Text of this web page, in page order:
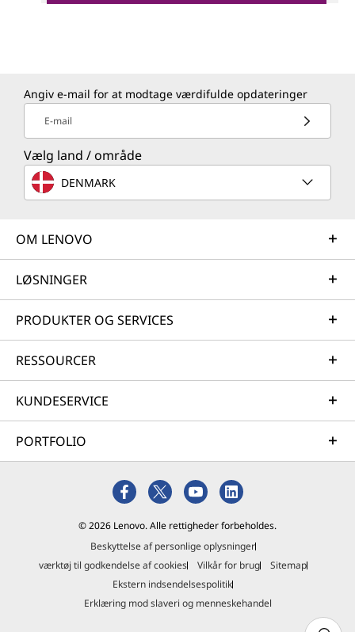
Angiv e-mail for at modtage værdifulde opdateringer
E-mail
Vælg land / område
DENMARK
OM LENOVO
LØSNINGER
PRODUKTER OG SERVICES
RESSOURCER
KUNDESERVICE
PORTFOLIO
© 2026 Lenovo. Alle rettigheder forbeholdes.
Beskyttelse af personlige oplysninger
værktøj til godkendelse af cookies
Vilkår for brug
Sitemap
Ekstern indsendelsespolitik
Erklæring mod slaveri og menneskehandel